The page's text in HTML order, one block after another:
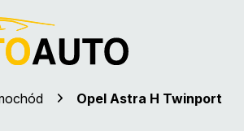
Opel Astra H Twinport